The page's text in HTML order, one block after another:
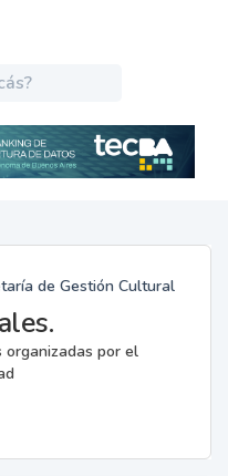
de Gestión Cultural
por el